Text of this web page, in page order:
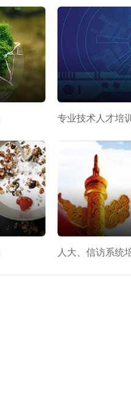
专业技术人才培
人大、信访系统